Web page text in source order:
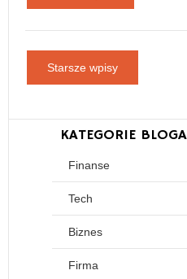
Starsze wpisy
KATEGORIE BLOGA
Finanse
Tech
Biznes
Firma